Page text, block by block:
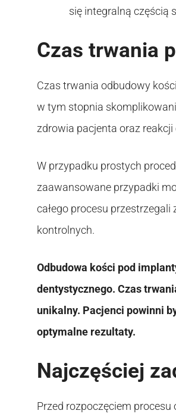
się integralną częścią
Czas trwania
Czas trwania odbudowy
w tym stopnia
zdrowia pacjenta oraz
W przypadku prostych
zaawansowane przypadki
całego procesu
kontrolnych.
Odbudowa kości pod
dentystycznego. Czas
unikalny. Pacjenci powinni
optymalne rezultaty.
Najczęściej
Przed rozpoczęciem